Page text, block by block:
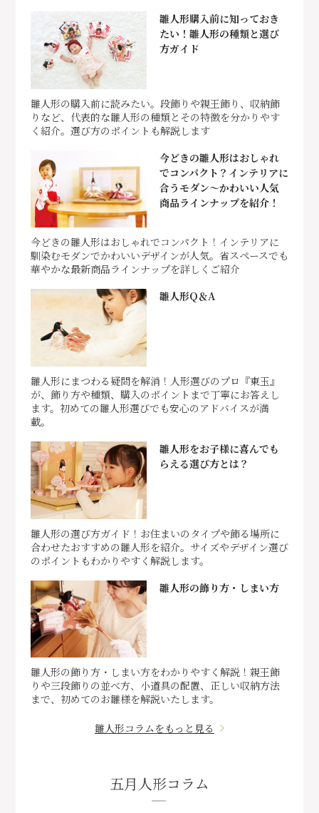
雛人形購入前に知っておき
たい！雛人形の種類と選び
方ガイド
雛人形の購入前に読みたい。段飾りや親王飾り、収納飾
りなど、代表的な雛人形の種類とその特徴を分かりやす
く紹介。選び方のポイントも解説します
今どきの雛人形はおしゃれ
でコンパクト？インテリアに
合うモダン～かわいい人気
商品ラインナップを紹介！
今どきの雛人形はおしゃれでコンパクト！インテリアに
馴染むモダンでかわいいデザインが人気。省スペースでも
華やかな最新商品ラインナップを詳しくご紹介
雛人形Q＆A
雛人形にまつわる疑問を解消！人形選びのプロ『東玉』
が、飾り方や種類、購入のポイントまで丁寧にお答えし
ます。初めての雛人形選びでも安心のアドバイスが満
載。
雛人形をお子様に喜んでも
らえる選び方とは？
雛人形の選び方ガイド！お住まいのタイプや飾る場所に
合わせたおすすめの雛人形を紹介。サイズやデザイン選び
のポイントもわかりやすく解説します。
雛人形の飾り方・しまい方
雛人形の飾り方・しまい方をわかりやすく解説！親王飾
りや三段飾りの並べ方、小道具の配置、正しい収納方法
まで、初めてのお雛様を解説いたします。
雛人形コラムをもっと見る
五月人形コラム